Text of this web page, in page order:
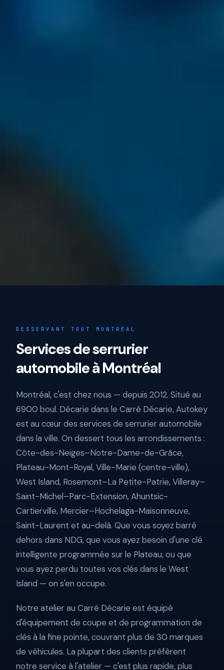
DESSERVANT TOUT MONTRÉAL
Services de serrurier
automobile à Montréal
Montréal, c'est chez nous — depuis 2012. Situé au
6900 boul. Décarie dans le Carré Décarie, Autokey
est au cœur des services de serrurier automobile
dans la ville. On dessert tous les arrondissements :
Côte-des-Neiges–Notre-Dame-de-Grâce,
Plateau-Mont-Royal, Ville-Marie (centre-ville),
West Island, Rosemont–La Petite-Patrie, Villeray–
Saint-Michel–Parc-Extension, Ahuntsic-
Cartierville, Mercier–Hochelaga-Maisonneuve,
Saint-Laurent et au-delà. Que vous soyez barré
dehors dans NDG, que vous ayez besoin d'une clé
intelligente programmée sur le Plateau, ou que
vous ayez perdu toutes vos clés dans le West
Island — on s'en occupe.
Notre atelier au Carré Décarie est équipé
d'équipement de coupe et de programmation de
clés à la fine pointe, couvrant plus de 30 marques
de véhicules. La plupart des clients préfèrent
notre service à l'atelier — c'est plus rapide, plus